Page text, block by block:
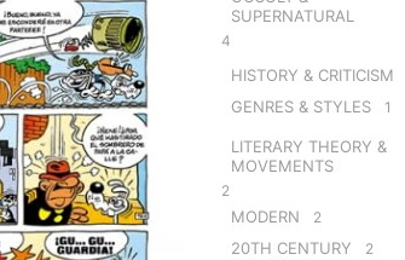
SUPERNATURAL
4
HISTORY & CRITICISM
GENRES & STYLES 1
LITERARY THEORY &
MOVEMENTS
2
MODERN 2
20TH CENTURY 2